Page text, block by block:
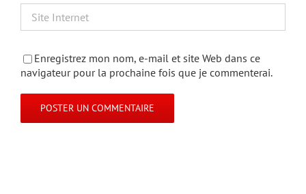
Enregistrez mon nom, e-mail et site Web dans ce
navigateur pour la prochaine fois que je commenterai.